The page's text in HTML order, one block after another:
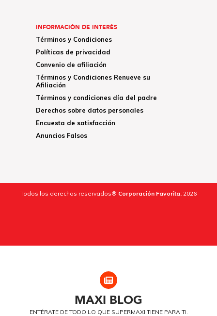
INFORMACIÓN DE INTERÉS
Términos y Condiciones
Políticas de privacidad
Convenio de afiliación
Términos y Condiciones Renueve su
Afiliación
Términos y condiciones día del padre
Derechos sobre datos personales
Encuesta de satisfacción
Anuncios Falsos
Todos los derechos reservados® Corporación Favorita. 2026
MAXI BLOG
ENTÉRATE DE TODO LO QUE SUPERMAXI TIENE PARA TI.